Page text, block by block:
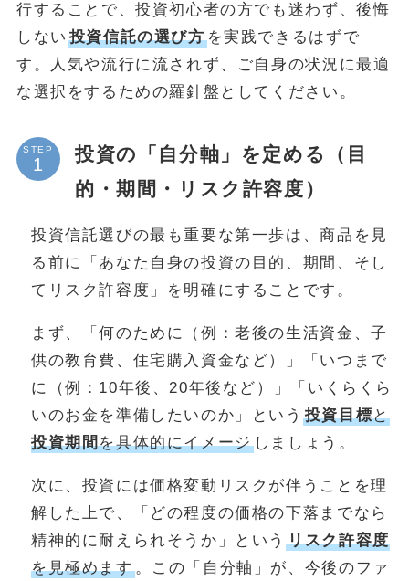
行することで、投資初心者の方でも迷わず、後悔
しない 投資信託の選び方を実践できるはずで
す。人気や流行に流されず、ご自身の状況に最適
な選択をするための羅針盤としてください。
STEP
投資の「自分軸」を定める（目
的・期間・リスク許容度）
投資信託選びの最も重要な第一歩は、商品を見
る前に「あなた自身の投資の目的、期間、そし
てリスク許容度」を明確にすることです。
まず、「何のために（例：老後の生活資金、子
供の教育費、住宅購入資金など）」「いつまで
に（例：10年後、20年後など）」「いくらくら
いのお金を準備したいのか」という 投資目標と
投資期間を具体的にイメージしましょう。
次に、投資には価格変動リスクが伴うことを理
解した上で、「どの程度の価格の下落までなら
精神的に耐えられそうか」というリスク許容度
を見極めます。この「自分軸」が、今後のファ